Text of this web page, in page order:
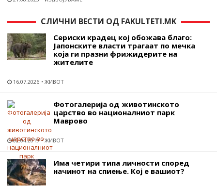
СЛИЧНИ ВЕСТИ ОД FAKULTETI.MK
Сериски крадец кој обожава благо:
Јапонските власти трагаат по мечка
која ги празни фрижидерите на
жителите
16.07.2026 ЖИВОТ
Фотогалерија од животинското
царство во националниот парк
Маврово
02.04.2019 ЖИВОТ
Има четири типа личности според
начинот на спиење. Кој е вашиот?